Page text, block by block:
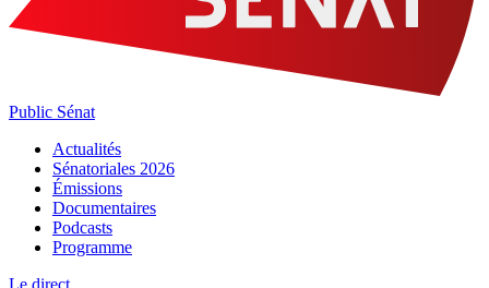
Public Sénat
Actualités
Sénatoriales 2026
Émissions
Documentaires
Podcasts
Programme